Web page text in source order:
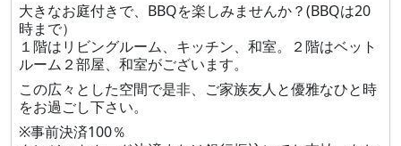
大きなお庭付きで、BBQを楽しみませんか？(BBQは20
時まで）
１階はリビングルーム、キッチン、和室。２階はベット
ルーム２部屋、和室がございます。
この広々とした空間で是非、ご家族友人と優雅なひと時
をお過ごし下さい。
※事前決済100％